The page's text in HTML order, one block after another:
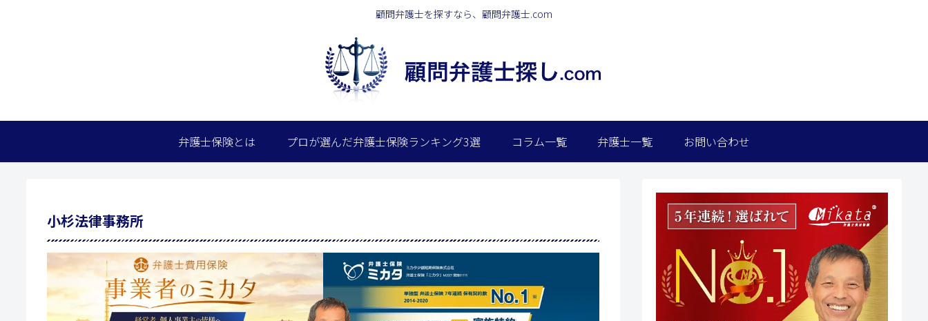
顧問弁護士を探すなら、顧問弁護士.com
弁護士保険とは プロが選んだ弁護士保険ランキング3選 コラム一覧 弁護士一覧 お問い合わせ
小杉法律事務所